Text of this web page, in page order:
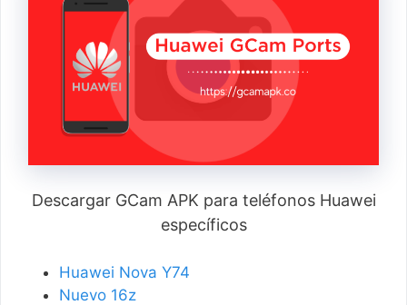
Descargar GCam APK para teléfonos Huawei
específicos
Huawei Nova Y74
Nuevo 16z